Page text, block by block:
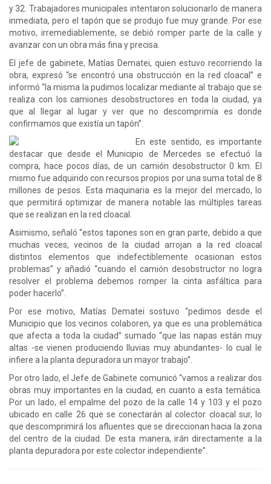
y 32. Trabajadores municipales intentaron solucionarlo de manera
inmediata, pero el tapón que se produjo fue muy grande. Por ese
motivo, irremediablemente, se debió romper parte de la calle y
avanzar con un obra más fina y precisa.
El jefe de gabinete, Matías Dematei, quien estuvo recorriendo la
obra, expresó “se encontró una obstrucción en la red cloacal” e
informó “la misma la pudimos localizar mediante al trabajo que se
realiza con los camiones desobstructores en toda la ciudad, ya
que al llegar al lugar y ver que no descomprimía es donde
confirmamos que existía un tapón”.
En este sentido, es importante
destacar que desde el Municipio de Mercedes se efectuó la
compra, hace pocos días, de un camión desobstructor 0 km. El
mismo fue adquirido con recursos propios por una suma total de 8
millones de pesos. Esta maquinaria es la mejor del mercado, lo
que permitirá optimizar de manera notable las múltiples tareas
que se realizan en la red cloacal.
Asimismo, señaló “estos tapones son en gran parte, debido a que
muchas veces, vecinos de la ciudad arrojan a la red cloacal
distintos elementos que indefectiblemente ocasionan estos
problemas” y añadió “cuando el camión desobstructor no logra
resolver el problema debemos romper la cinta asfáltica para
poder hacerlo”.
Por ese motivo, Matías Dematei sostuvo “pedimos desde el
Municipio que los vecinos colaboren, ya que es una problemática
que afecta a toda la ciudad” sumado “que las napas están muy
altas -se vienen produciendo lluvias muy abundantes- lo cual le
infiere a la planta depuradora un mayor trabajo”.
Por otro lado, el Jefe de Gabinete comunicó “vamos a realizar dos
obras muy importantes en la ciudad, en cuanto a esta temática.
Por un lado, el empalme del pozo de la calle 14 y 103 y el pozo
ubicado en calle 26 que se conectarán al colector cloacal sur, lo
que descomprimirá los afluentes que se direccionan hacia la zona
del centro de la ciudad. De esta manera, irán directamente a la
planta depuradora por este colector independiente”.